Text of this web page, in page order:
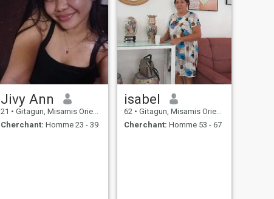
Jivy Ann
21 • Gitagun, Misamis Oriental, Philippines
Cherchant: Homme 23 - 39
isabel
62 • Gitagun, Misamis Oriental, Philippines
Cherchant: Homme 53 - 67